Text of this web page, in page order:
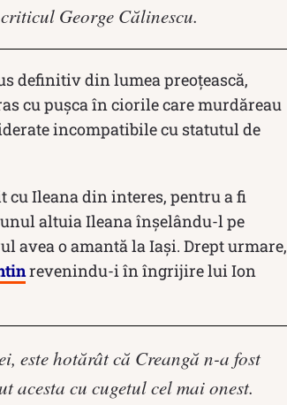
George Călinescu.
definitiv din lumea preoțească,
cu puşca în ciorile care murdăreau
incompatibile cu statutul de
cu Ileana din interes, pentru a fi
altuia Ileana înșelându-l pe
avea o amantă la Iași. Drept urmare,
revenindu-i în îngrijire lui Ion
este hotărât că Creangă n-a fost
acesta cu cugetul cel mai onest.